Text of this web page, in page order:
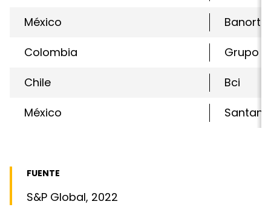
México
Banorte
Colombia
Grupo
Chile
Bci
México
FUENTE
S&P Global, 2022